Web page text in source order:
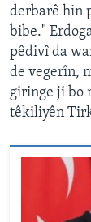
derbarê hin
bibe."
pêdivî da
de vegerîn,
giringe ji bo
têkiliyên